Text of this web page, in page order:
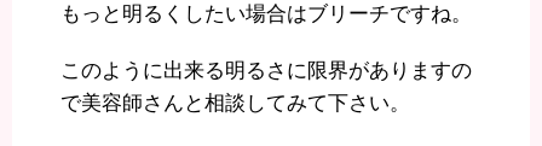
もっと明るくしたい場合はブリーチですね。
このように出来る明るさに限界がありますの
で美容師さんと相談してみて下さい。